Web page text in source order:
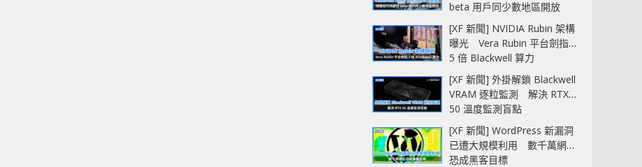
beta 用戶同少數地區開放
[XF 新聞] NVIDIA Rubin 架構
曝光 Vera Rubin 平台劍指
5 倍 Blackwell 算力
[XF 新聞] 外掛解鎖 Blackwell
VRAM 逐粒監測 解決 RTX
50 溫度監測盲點
[XF 新聞] WordPress 新漏洞
已遭大規模利用 數千萬網站
恐成黑客目標